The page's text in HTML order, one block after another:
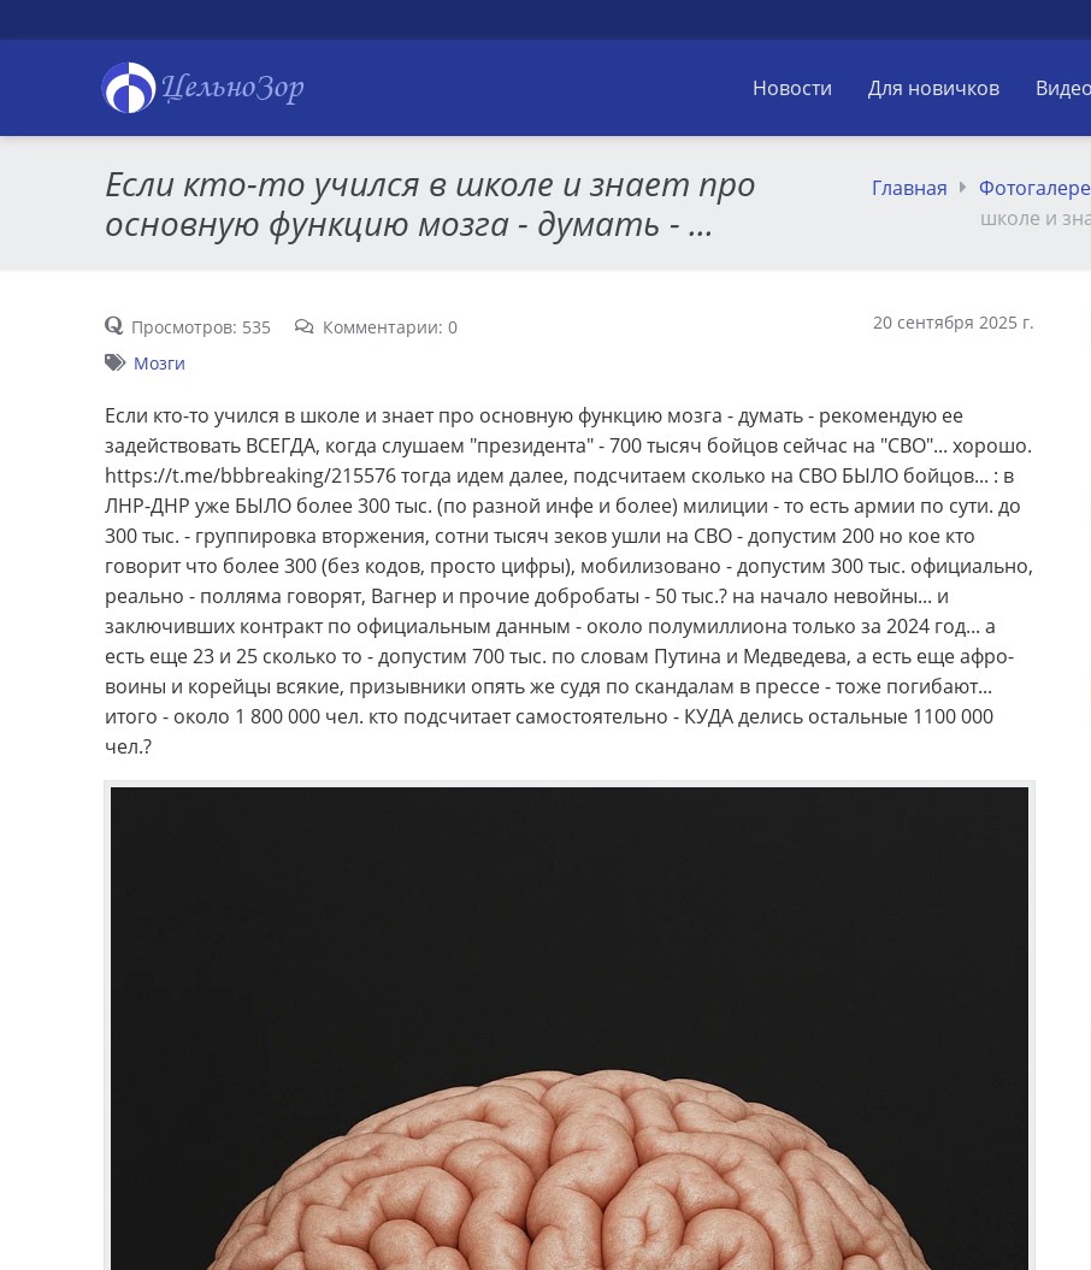
ЦельноЗор Новости Для новичков Видео
Если кто-то учился в школе и знает про
основную функцию мозга - думать - ...
Главная
школе и
Просмотров: 535 Комментарии: 0
20 сентября 2025 г.
Мозги
Если кто-то учился в школе и знает про основную функцию мозга - думать - рекомендую ее
задействовать ВСЕГДА, когда слушаем "президента" - 700 тысяч бойцов сейчас на "СВО"... хорошо.
https://t.me/bbbreaking/215576 тогда идем далее, подсчитаем сколько на СВО БЫЛО бойцов... : в
ЛНР-ДНР уже БЫЛО более 300 тыс. (по разной инфе и более) милиции - то есть армии по сути. до
300 тыс. - группировка вторжения, сотни тысяч зеков ушли на СВО - допустим 200 но кое кто
говорит что более 300 (без кодов, просто цифры), мобилизовано - допустим 300 тыс. официально,
реально - полляма говорят, Вагнер и прочие добробаты - 50 тыс.? на начало невойны... и
заключивших контракт по официальным данным - около полумиллиона только за 2024 год... а
есть еще 23 и 25 сколько то - допустим 700 тыс. по словам Путина и Медведева, а есть еще афро-
воины и корейцы всякие, призывники опять же судя по скандалам в прессе - тоже погибают...
итого - около 1 800 000 чел. кто подсчитает самостоятельно - КУДА делись остальные 1100 000
чел.?